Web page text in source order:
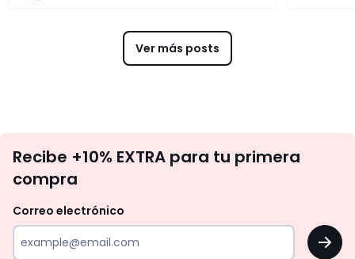
Ver más posts
te
tu
Recibe +10% EXTRA para tu primera
compra
Correo electrónico
OK